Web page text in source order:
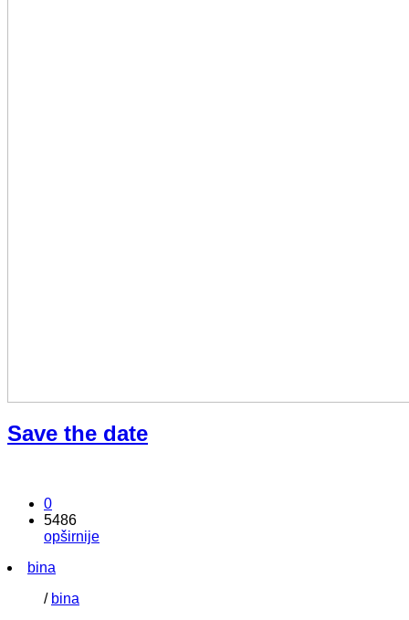
Save the date
0
5486
opširnije
bina
/ bina